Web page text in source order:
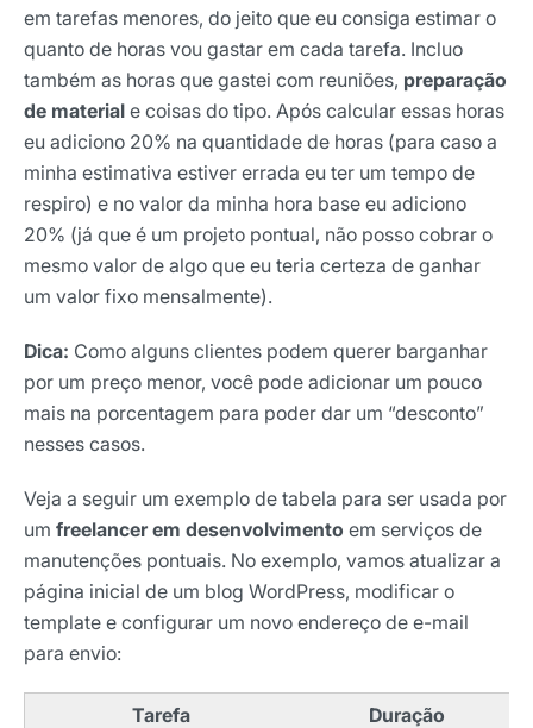
em tarefas menores, do jeito que eu consiga estimar o
quanto de horas vou gastar em cada tarefa. Incluo
também as horas que gastei com reuniões, preparação
de material e coisas do tipo. Após calcular essas horas
eu adiciono 20% na quantidade de horas (para caso a
minha estimativa estiver errada eu ter um tempo de
respiro) e no valor da minha hora base eu adiciono
20% (já que é um projeto pontual, não posso cobrar o
mesmo valor de algo que eu teria certeza de ganhar
um valor fixo mensalmente).
Dica: Como alguns clientes podem querer barganhar
por um preço menor, você pode adicionar um pouco
mais na porcentagem para poder dar um “desconto”
nesses casos.
Veja a seguir um exemplo de tabela para ser usada por
um freelancer em desenvolvimento em serviços de
manutenções pontuais. No exemplo, vamos atualizar a
página inicial de um blog WordPress, modificar o
template e configurar um novo endereço de e-mail
para envio:
Tarefa
Duração